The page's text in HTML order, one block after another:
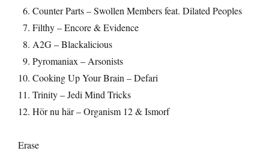
Counter Parts – Swollen Members feat. Dilated Peoples
Filthy – Encore & Evidence
A2G – Blackalicious
Pyromaniax – Arsonists
Cooking Up Your Brain – Defari
Trinity – Jedi Mind Tricks
Hör nu här – Organism 12 & Ismorf
Erase